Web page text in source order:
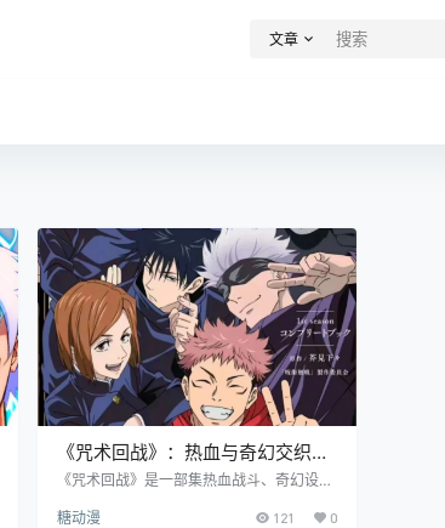
文章
《咒术回战》：热血与奇幻交织的
精彩动漫
《咒术回战》是一部集热血战斗、奇幻设定
力收获了全球粉丝的喜爱与追捧。 从剧情来
糖动漫 121 0